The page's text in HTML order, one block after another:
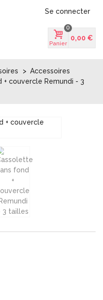
Se connecter
Panier
0
0,00 €
> Accessoires
couvercle Remundi - 3